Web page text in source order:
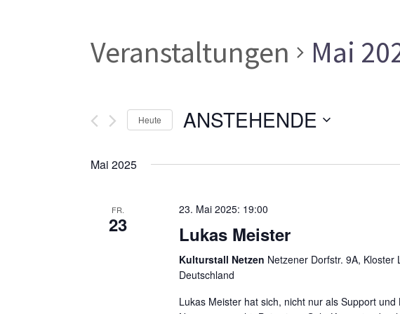
Veranstaltungen Mai
Heute ANSTEHENDE
wählen.
Mai 2025
FR.
23
23. Mai 2025: 19:00
Lukas Meister
Kulturstall Netzen Netzener Dorfstr. 9A,
Deutschland
Lukas Meister hat sich, nicht nur als Support